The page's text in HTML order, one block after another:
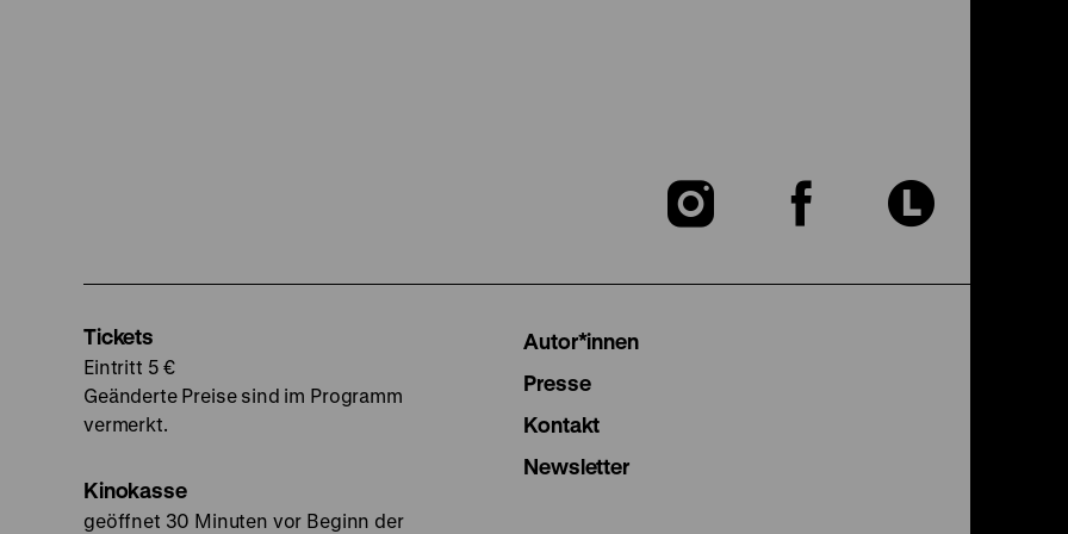
Zu
Zu
Zu
Tickets
Eintritt 5 €
Geänderte Preise sind im Programm
vermerkt.
Kinokasse
geöffnet 30 Minuten vor Beginn der
Autor*innen
Presse
Kontakt
Newsletter